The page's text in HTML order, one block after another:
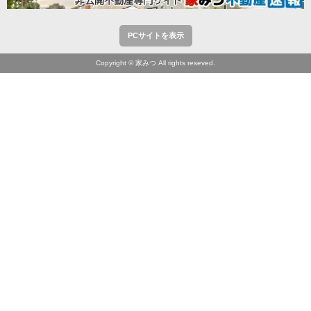
PCサイトを表示
Copyright © 家みつ All rights reseved.